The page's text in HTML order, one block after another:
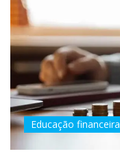
Educação financeira